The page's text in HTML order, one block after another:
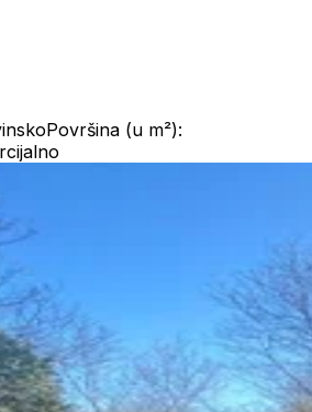
Površina (u m²):